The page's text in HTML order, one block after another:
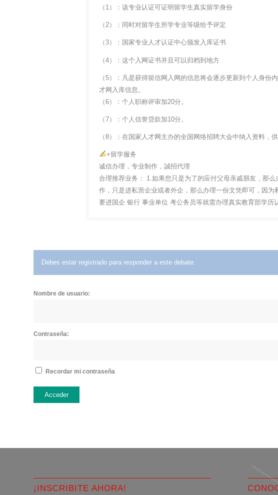
（1）：该专业认证可证明留学生真实留学身份
（2）：同时对留学生所学专业等级给予评定
（3）：国家专业人才认证中心颁发入库证书
（4）：这个入网证书并且可以归档到地方
（5）：凡是获得留信网入网的信息将会逐步更新到个人身份
才网入库信息。
（6）：个人职称评审加20分。
（7）：个人信誉贷款加10分。
（8）：在国家人才网主办的全国网络招聘大会中纳入资料，
+留学服务
诚信办理，专业制作，誠招代理
合理推荐业务： 1.如果您只是为了的应付父母亲戚朋友，那
作，只是进私营企业或者外企，那么办理一份文凭即可，因
要进国企 银行 事业单位 考公务员等就需办理真实教育部学历
Debes estar registrado para responder a este debate.
Nombre de usuario:
Contraseña:
Recordar mi contraseña
Acceder
¡INSCRIBITE AHORA!